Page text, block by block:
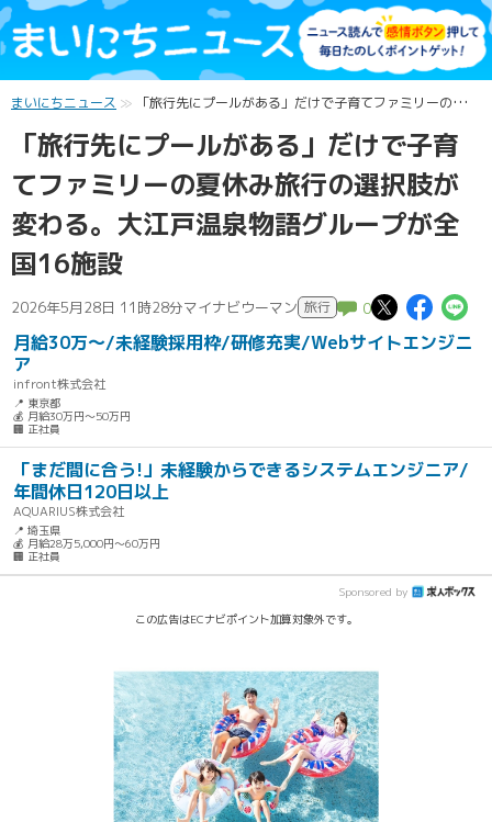
まいにちニュース 「旅行先にプールがある」だけで子育てファミリーの夏休み旅行の選択肢が変わる。大江戸温泉物語グループが全国16施設
「旅行先にプールがある」だけで子育
てファミリーの夏休み旅行の選択肢が
変わる。大江戸温泉物語グループが全
国16施設
2026年5月28日 11時28分マイナビウーマン 旅行 0 この記
こ
月給30万～/未経験採用枠/研修充実/Webサイトエンジニ
ア
infront株式会社
📍 東京都
💰 月給30万円～50万円
🏢 正社員
「まだ間に合う!」未経験からできるシステムエンジニア/
年間休日120日以上
AQUARIUS株式会社
📍 埼玉県
💰 月給28万5,000円～60万円
🏢 正社員
Sponsored by
この広告はECナビポイント加算対象外です。